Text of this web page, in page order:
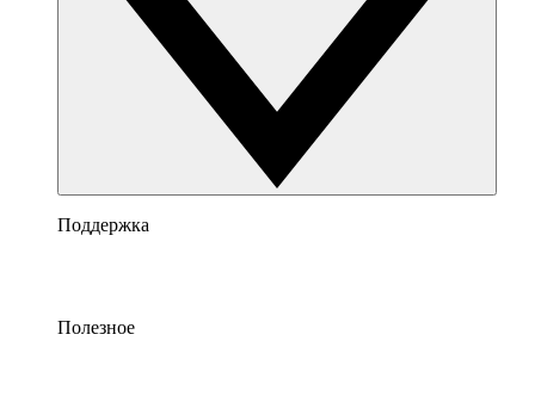
Поддержка
Полезное